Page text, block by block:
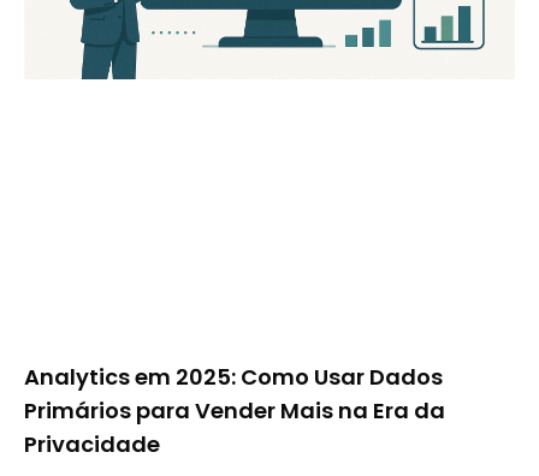
Analytics em 2025: Como Usar Dados
Primários para Vender Mais na Era da
Privacidade